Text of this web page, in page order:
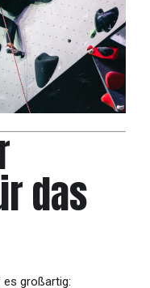
das
großartig: